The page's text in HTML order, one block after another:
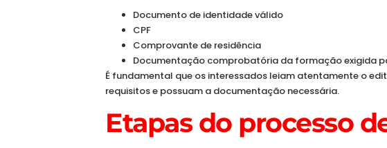
Documento de identidade válido
CPF
Comprovante de residência
Documentação comprobatória da formação exigida
É fundamental que os interessados leiam atentamente o
requisitos e possuam a documentação necessária.
Etapas do processo